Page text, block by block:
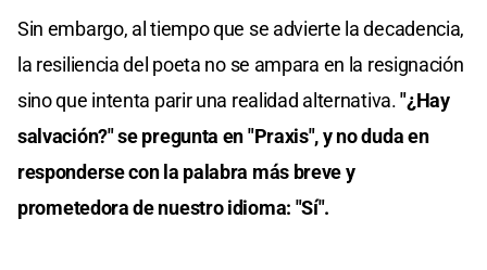
Sin embargo, al tiempo que se advierte la decadencia,
la resiliencia del poeta no se ampara en la resignación
sino que intenta parir una realidad alternativa."¿Hay
salvación?" se pregunta en "Praxis", y no duda en
responderse con la palabra más breve y
prometedora de nuestro idioma: "Sí".